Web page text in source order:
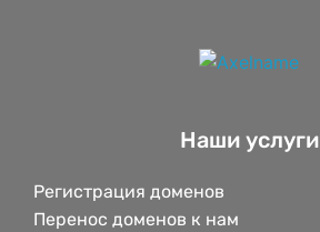
Наши услуги
Регистрация доменов
Перенос доменов к нам